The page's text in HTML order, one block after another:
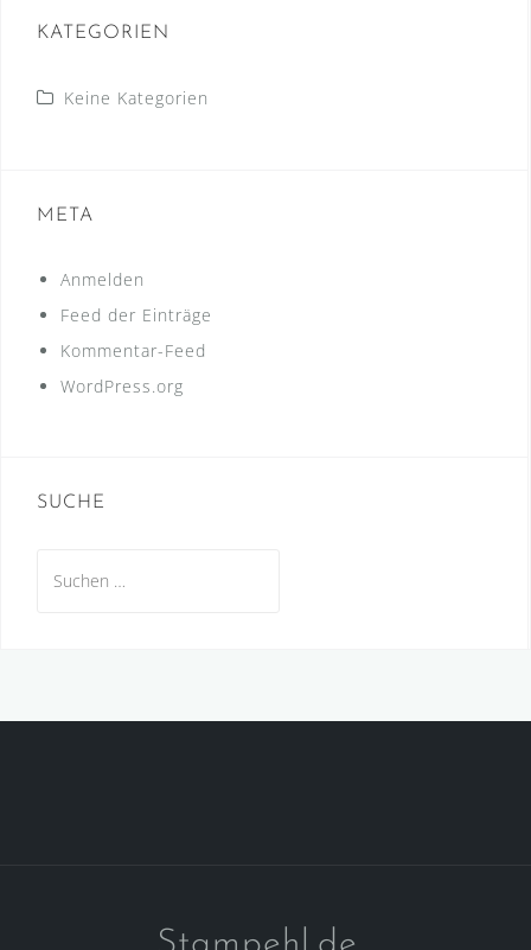
KATEGORIEN
Keine Kategorien
META
Anmelden
Feed der Einträge
Kommentar-Feed
WordPress.org
SUCHE
nach: